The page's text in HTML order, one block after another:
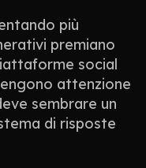
più
premiano
social
attenzione
sembrare un
di risposte